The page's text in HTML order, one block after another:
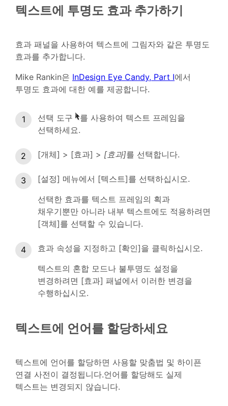
텍스트에 투명도 효과 추가하기
효과 패널을 사용하여 텍스트에 그림자와 같은 투명도
효과를 추가합니다.
Mike Rankin은 InDesign Eye Candy, Part I에서
투명도 효과에 대한 예를 제공합니다.
선택 도구
를 사용하여 텍스트 프레임을
선택하세요.
[개체] > [효과] > [효과]를 선택합니다.
[설정] 메뉴에서 [텍스트]를 선택하십시오.
선택한 효과를 텍스트 프레임의 획과
채우기뿐만 아니라 내부 텍스트에도 적용하려면
[객체]를 선택할 수 있습니다.
효과 속성을 지정하고 [확인]을 클릭하십시오.
텍스트의 혼합 모드나 불투명도 설정을
변경하려면 [효과] 패널에서 이러한 변경을
수행하십시오.
텍스트에 언어를 할당하세요
텍스트에 언어를 할당하면 사용할 맞춤법 및 하이픈
연결 사전이 결정됩니다.언어를 할당해도 실제
텍스트는 변경되지 않습니다.